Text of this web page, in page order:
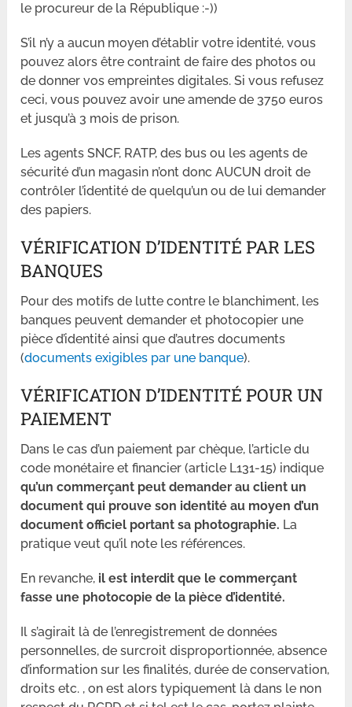
le procureur de la République :-))
S’il n’y a aucun moyen d’établir votre identité, vous
pouvez alors être contraint de faire des photos ou
de donner vos empreintes digitales. Si vous refusez
ceci, vous pouvez avoir une amende de 3750 euros
et jusqu’à 3 mois de prison.
Les agents SNCF, RATP, des bus ou les agents de
sécurité d’un magasin n’ont donc AUCUN droit de
contrôler l’identité de quelqu’un ou de lui demander
des papiers.
VÉRIFICATION D’IDENTITÉ PAR LES
BANQUES
Pour des motifs de lutte contre le blanchiment, les
banques peuvent demander et photocopier une
pièce d’identité ainsi que d’autres documents
(documents exigibles par une banque).
VÉRIFICATION D’IDENTITÉ POUR UN
PAIEMENT
Dans le cas d’un paiement par chèque, l’article du
code monétaire et financier (article L131-15) indique
qu’un commerçant peut demander au client un
document qui prouve son identité au moyen d’un
document officiel portant sa photographie. La
pratique veut qu’il note les références.
En revanche, il est interdit que le commerçant
fasse une photocopie de la pièce d’identité.
Il s’agirait là de l’enregistrement de données
personnelles, de surcroit disproportionnée, absence
d’information sur les finalités, durée de conservation,
droits etc. , on est alors typiquement là dans le non